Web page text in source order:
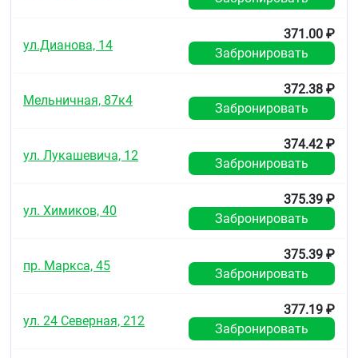
tuberculosis), Mycoplasma hominis, Mycoplasma
urealyticum.
Умеренно чувствительные
микроорганизмы (МПК = 4 мг/л зона
ингибирования 16–14 мм)
микроорганизмы: Corynebacterium urealyticum,
Corynebacterium xerosis, Enterococcus faecium,
Staphylococcus epidermidis methi-R
haemolyticus methi-R (метициллин-
резистентные)
аэробные грамотрицательные
Campylobacter coli
анаэробные микроорганизмы: Prevotella spp.,
Резистентные к левофлоксацину
микроорганизмы (МПК≥8 мг/л зона
ул.Дианова, 14
371.00 ₽
Забронировать
Мельничная, 87к4
372.38 ₽
Забронировать
ул. Лукашевича, 12
374.42 ₽
Забронировать
ул. Химиков, 40
375.39 ₽
Забронировать
пр. Маркса, 45
375.39 ₽
Забронировать
ул. 24 Северная, 212
377.19 ₽
Забронировать